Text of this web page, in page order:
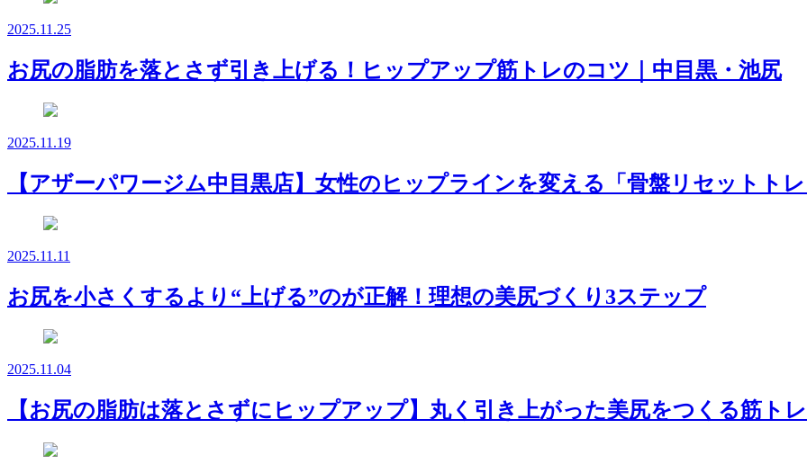
2025.11.25
お尻の脂肪を落とさず引き上げる！ヒップアップ筋トレのコツ｜中目黒・池尻
2025.11.19
【アザーパワージム中目黒店】女性のヒップラインを変える「骨盤リセットト
2025.11.11
お尻を小さくするより“上げる”のが正解！理想の美尻づくり3ステップ
2025.11.04
【お尻の脂肪は落とさずにヒップアップ】丸く引き上がった美尻をつくる筋ト